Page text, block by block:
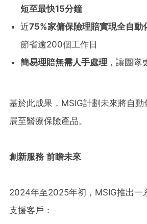
短至最快15分鐘
近75%家傭保險理賠實現全自動
節省逾200個工作日
簡易理賠無需人手處理 ，讓團隊
基於此成果，MSIG計劃未來將自
展至醫療保險產品。
創新服務 前瞻未來
2024年至2025年初，MSIG推出一
支援客戶：